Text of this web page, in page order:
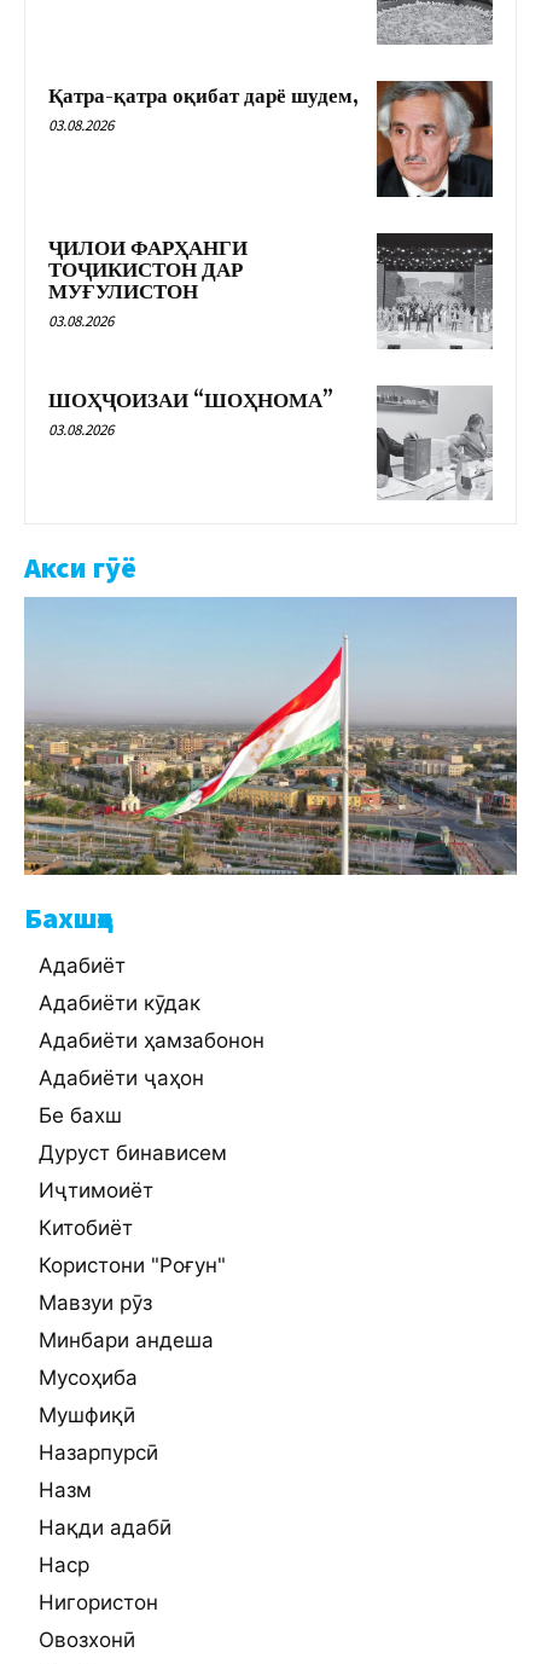
Қатра-қатра оқибат дарё шудем,
03.08.2026
ҶИЛОИ ФАРҲАНГИ
ТОҶИКИСТОН ДАР
МУҒУЛИСТОН
03.08.2026
ШОҲҶОИЗАИ “ШОҲНОМА”
03.08.2026
Акси гӯё
Бахшҳо
Адабиёт
Адабиёти кӯдак
Адабиёти ҳамзабонон
Адабиёти ҷаҳон
Бе бахш
Дуруст бинависем
Иҷтимоиёт
Китобиёт
Користони "Роғун"
Мавзуи рӯз
Минбари андеша
Мусоҳиба
Мушфиқӣ
Назарпурсӣ
Назм
Нақди адабӣ
Наср
Нигористон
Овозхонӣ